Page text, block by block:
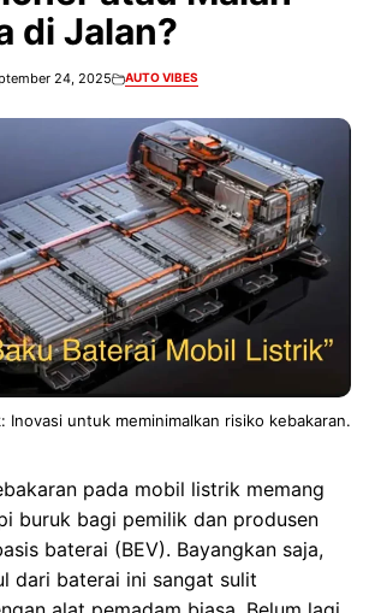
di Jalan?
24, 2025 AUTO VIBES
Inovasi untuk meminimalkan risiko kebakaran.
pada mobil listrik memang
buruk bagi pemilik dan produsen
baterai (BEV). Bayangkan saja,
dari baterai ini sangat sulit